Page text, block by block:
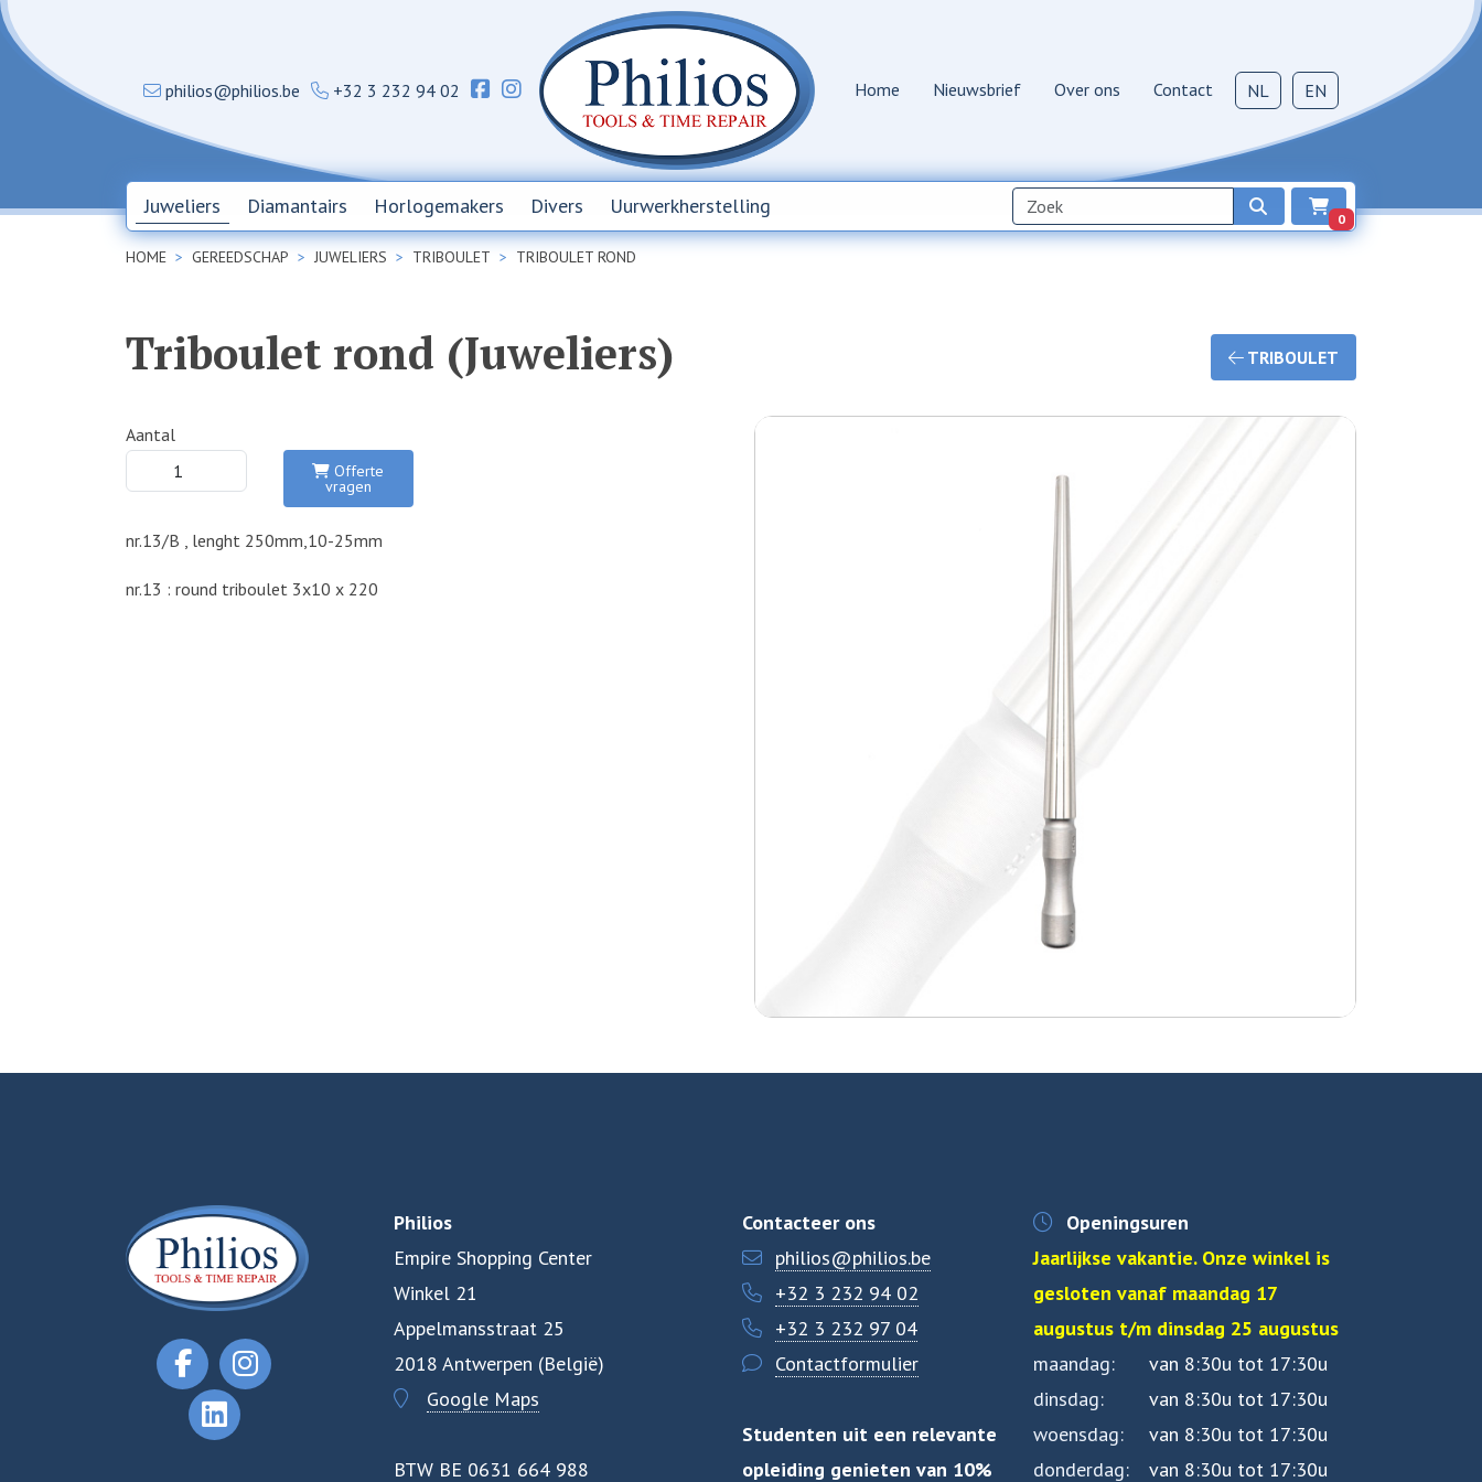
philios@philios.be +32 3 232 94 02 Home Nieuwsbrief Over ons Contact NL EN
Juweliers Diamantairs Horlogemakers Divers Uurwerkherstelling
0
HOME GEREEDSCHAP JUWELIERS TRIBOULET TRIBOULET ROND
Triboulet rond (Juweliers) TRIBOULET
Aantal
Offerte
vragen
nr.13/B , lenght 250mm,10-25mm
nr.13 : round triboulet 3x10 x 220
Philios
Empire Shopping Center
Winkel 21
Appelmansstraat 25
2018 Antwerpen (België)
Google Maps
BTW BE 0631 664 988
Contacteer ons
philios@philios.be
+32 3 232 94 02
+32 3 232 97 04
Contactformulier
Studenten uit een relevante
opleiding genieten van 10%
Openingsuren
Jaarlijkse vakantie. Onze winkel is
gesloten vanaf maandag 17
augustus t/m dinsdag 25 augustus
maandag
van 8:30u tot 17:30u
dinsdag
van 8:30u tot 17:30u
woensdag
van 8:30u tot 17:30u
donderdag
van 8:30u tot 17:30u